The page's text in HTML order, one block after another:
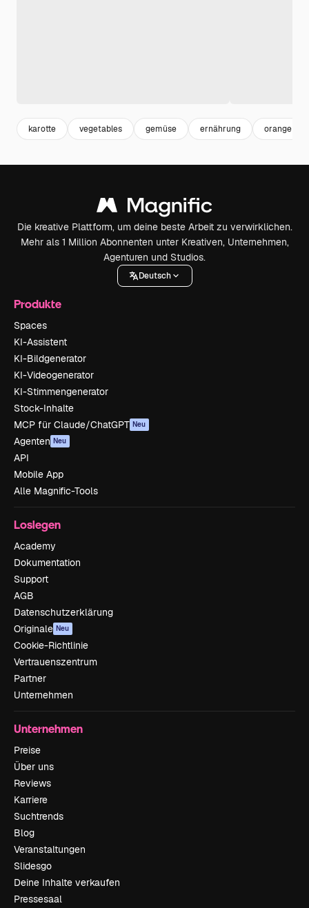
karotte vegetables gemüse ernährung orange
Die kreative Plattform, um deine beste Arbeit zu verwirklichen.
Mehr als 1 Million Abonnenten unter Kreativen, Unternehmen,
Agenturen und Studios.
Deutsch
Produkte
Spaces
KI-Assistent
KI-Bildgenerator
KI-Videogenerator
KI-Stimmengenerator
Stock-Inhalte
MCP für Claude/ChatGPT Neu
Agenten Neu
API
Mobile App
Alle Magnific-Tools
Loslegen
Academy
Dokumentation
Support
AGB
Datenschutzerklärung
Originale Neu
Cookie-Richtlinie
Vertrauenszentrum
Partner
Unternehmen
Unternehmen
Preise
Über uns
Reviews
Karriere
Suchtrends
Blog
Veranstaltungen
Slidesgo
Deine Inhalte verkaufen
Pressesaal